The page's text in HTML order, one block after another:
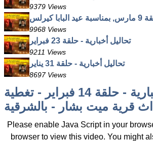
9379 Views
9968 Views
تحاليل أخبارية - حلقة 23 فبراير
9211 Views
تحاليل أخبارية - حلقة 31 يناير
8697 Views
تحاليل أخبارية - حلقة 14 فبراير - تغطية
قرية ميت بشار - بالشرقية
Please enable Java Script in your
browser to view this video. You might